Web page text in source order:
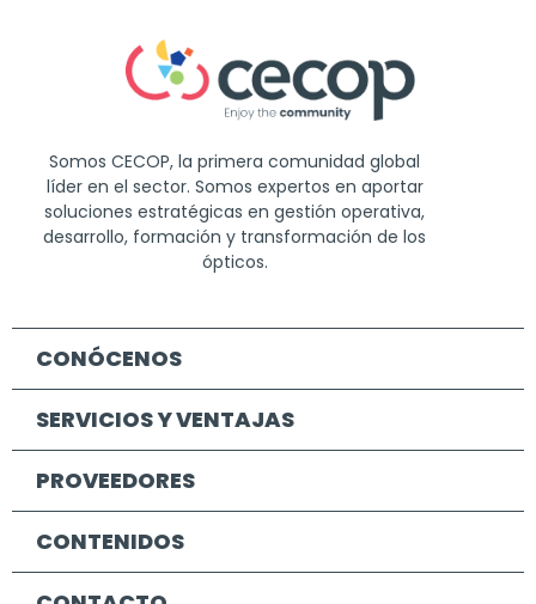
Somos CECOP, la primera comunidad global
líder en el sector. Somos expertos en aportar
soluciones estratégicas en gestión operativa,
desarrollo, formación y transformación de los
ópticos.
CONÓCENOS
SERVICIOS Y VENTAJAS
PROVEEDORES
CONTENIDOS